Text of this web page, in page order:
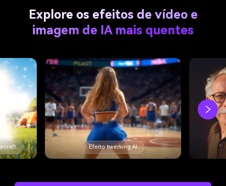
Explore os efeitos de vídeo e
imagem de IA mais quentes
Efeito twerking AI